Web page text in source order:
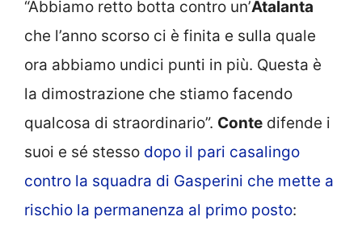
“Abbiamo retto botta contro un’Atalanta
che l’anno scorso ci è finita e sulla quale
ora abbiamo undici punti in più. Questa è
la dimostrazione che stiamo facendo
qualcosa di straordinario”. Conte difende i
suoi e sé stesso dopo il pari casalingo
contro la squadra di Gasperini che mette a
rischio la permanenza al primo posto: